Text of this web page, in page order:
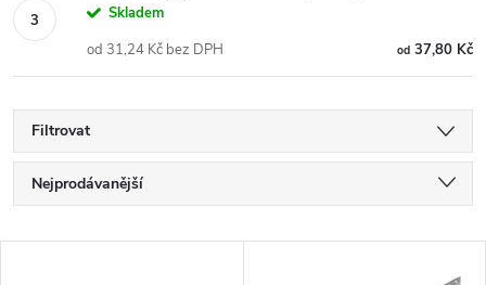
Skladem
od37,80 Kč
od 31,24 Kč bez DPH
Filtrovat
Ř
a
Nejprodávanější